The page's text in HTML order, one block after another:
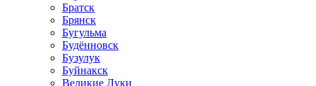
Братск
Брянск
Бугульма
Будённовск
Бузулук
Буйнакск
Великие Луки